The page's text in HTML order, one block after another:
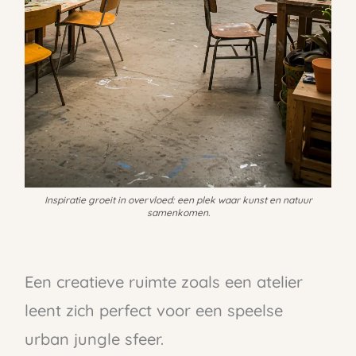
Inspiratie groeit in overvloed: een plek waar kunst en natuur
samenkomen.
Een creatieve ruimte zoals een atelier
leent zich perfect voor een speelse
urban jungle sfeer.